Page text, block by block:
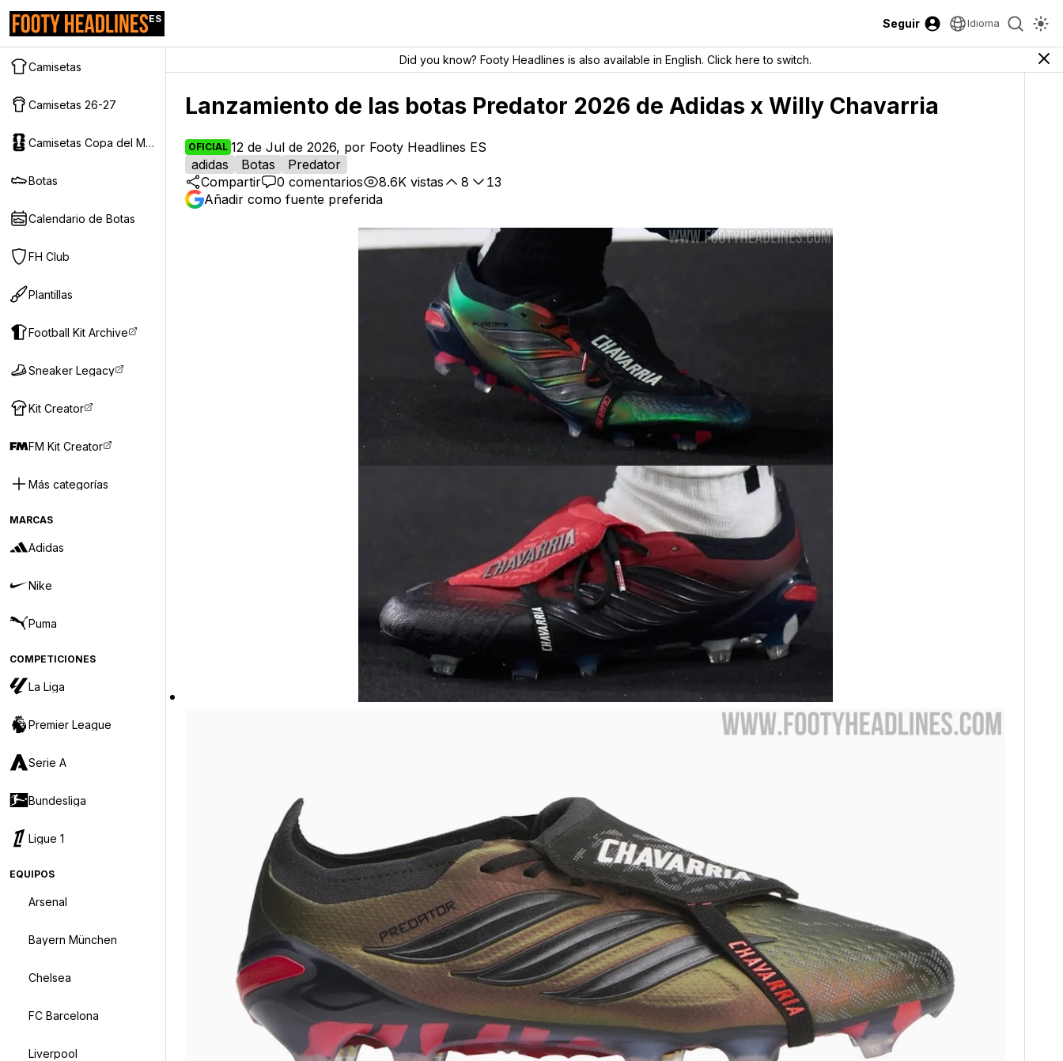
ES Seguir Idioma
Camisetas
Camisetas 26-27
Camisetas Copa del Mundo 2026
Botas
Calendario de Botas
FH Club
Plantillas
Football Kit Archive
Sneaker Legacy
Kit Creator
FM Kit Creator
Más categorías
MARCAS
Adidas
Nike
Puma
COMPETICIONES
La Liga
Premier League
Serie A
Bundesliga
Ligue 1
EQUIPOS
Arsenal
Bayern München
Chelsea
FC Barcelona
Liverpool
Did you know? Footy Headlines is also available in English. Click here to switch.
Lanzamiento de las botas Predator 2026 de Adidas x Willy Chavarria
OFICIAL 12 de Jul de 2026, por Footy Headlines ES
adidas
Botas
Predator
Compartir
0 comentarios 8.6K vistas 8
13
Añadir como fuente preferida